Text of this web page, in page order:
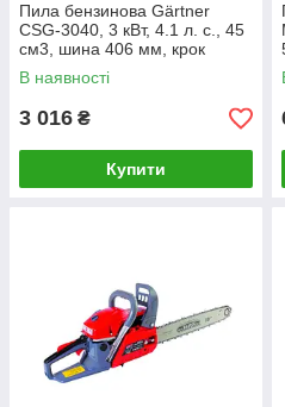
Пила бензинова Gärtner
CSG-3040, 3 кВт, 4.1 л. с., 45
см3, шина 406 мм, крок
ланцюга 0,325, праймер,
легкий пуск
В наявності
3 016 ₴
Купити